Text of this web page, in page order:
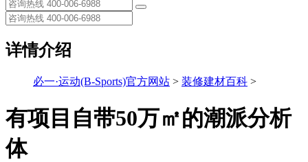
详情介绍
必一·运动(B-Sports)官方网站 > 装修建材百科 >
有项目自带50万㎡的潮派分析
体